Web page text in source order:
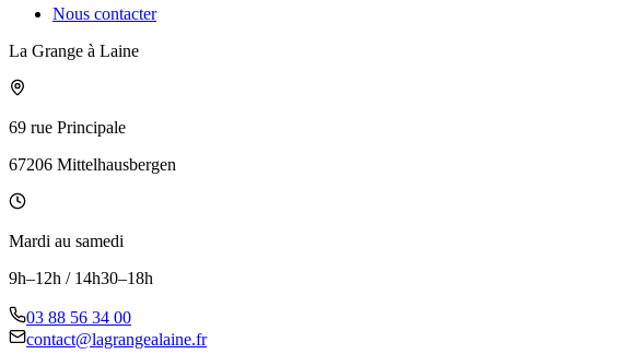
Nous contacter
La Grange à Laine
69 rue Principale
67206 Mittelhausbergen
Mardi au samedi
9h–12h / 14h30–18h
03 88 56 34 00
contact@lagrangealaine.fr